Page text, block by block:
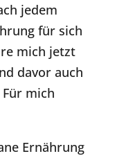
jedem
für sich
mich jetzt
davor auch
mich
Ernährung